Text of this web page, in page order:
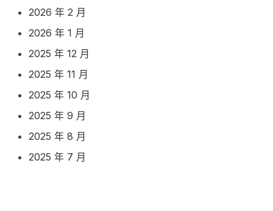
2026 年 2 月
2026 年 1 月
2025 年 12 月
2025 年 11 月
2025 年 10 月
2025 年 9 月
2025 年 8 月
2025 年 7 月